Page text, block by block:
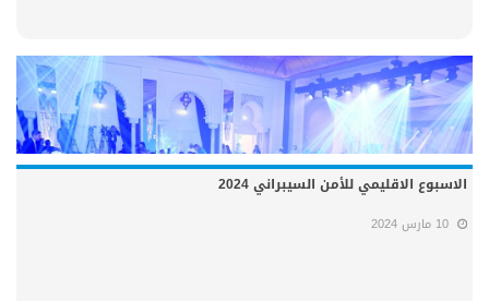
الاسبوع الاقليمي للأمن السيبراني 2024
10 مارس 2024